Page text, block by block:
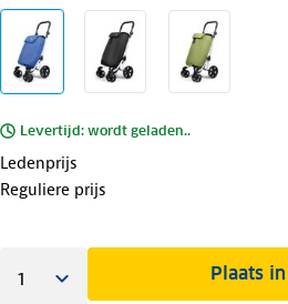
Levertijd: wordt geladen..
Ledenprijs
Reguliere prijs
Plaats